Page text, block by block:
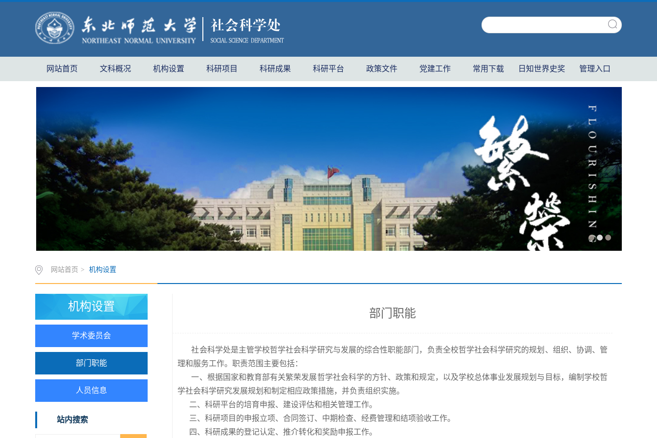
网站首页 文科概况 机构设置 科研项目 科研成果 科研平台 政策文件 党建工作 常用下载 日知世界史奖 管理入口
网站首页 > 机构设置
机构设置
学术委员会
部门职能
人员信息
站内搜索
部门职能
社会科学处是主管学校哲学社会科学研究与发展的综合性职能部门，负责全校哲学社会科学研究的规划、组织、协调、管
理和服务工作。职责范围主要包括：
一、根据国家和教育部有关繁荣发展哲学社会科学的方针、政策和规定，以及学校总体事业发展规划与目标，编制学校哲
学社会科学研究发展规划和制定相应政策措施，并负责组织实施。
二、科研平台的培育申报、建设评估和相关管理工作。
三、科研项目的申报立项、合同签订、中期检查、经费管理和结项验收工作。
四、科研成果的登记认定、推介转化和奖励申报工作。